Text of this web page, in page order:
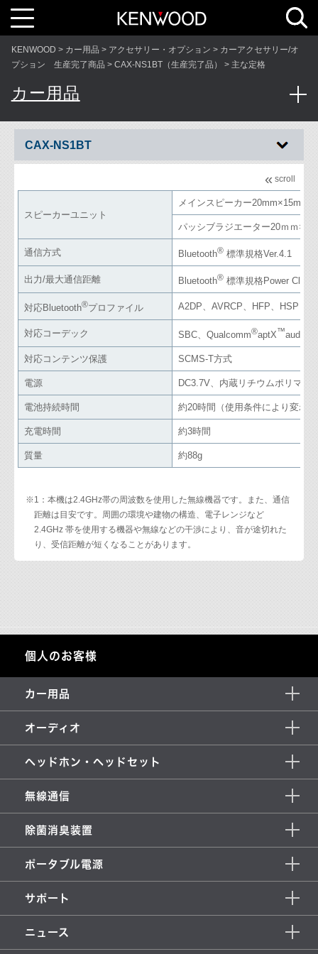
T
o
g
g
l
e
n
i
g
i
o
n
KENWOOD カー用品 アクセサリー・オプション
カーアクセサリー/オ
プション 生産完了商品
CAX-NS1BT（生産完了品） 主な定格
カー用品
CAX-NS1BT
« scroll
スピーカーユニット
メインスピーカー
パッシブラジエーター20ｍｍ
通信方式 Bluetooth® 標準規格Ver.4.1
出力/最大通信距離 Bluetooth® 標準規格Power
対応Bluetooth®プロファイル A2DP、AVRCP、HFP、HSP
対応コーデック SBC、Qualcomm®aptX™audio
対応コンテンツ保護 SCMS-T方式
電源 DC3.7V、内蔵リチウムポリマー
電池持続時間 約20時間（使用条件により変わ
充電時間 約3時間
質量 約88g
※1：本機は2.4GHz帯の周波数を使用した無線機器です。また、通信
距離は目安です。周囲の環境や建物の構造、電子レンジなど
2.4GHz 帯を使用する機器や無線などの干渉により、音が途切れた
り、受信距離が短くなることがあります。
個人のお客様
カー用品
オーディオ
ヘッドホン・ヘッドセット
無線通信
除菌消臭装置
ポータブル電源
サポート
ニュース